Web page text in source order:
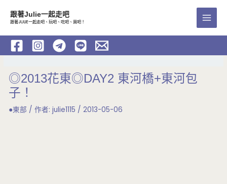
內
跟著Julie一起走吧
跟著JULIE一起走吧、玩吧、吃吧、買吧！
Main
◎2013花東◎DAY2 東河橋+東河包
子！
●東部 / 作者:julie1115 /2013-05-06